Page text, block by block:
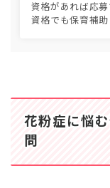
資格があれば応募
資格でも保育補助
花粉症に悩
問